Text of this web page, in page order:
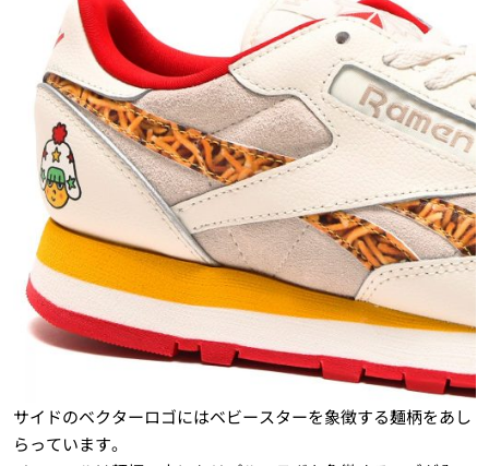
サイドのベクターロゴにはベビースターを象徴する麺柄をあし
らっています。